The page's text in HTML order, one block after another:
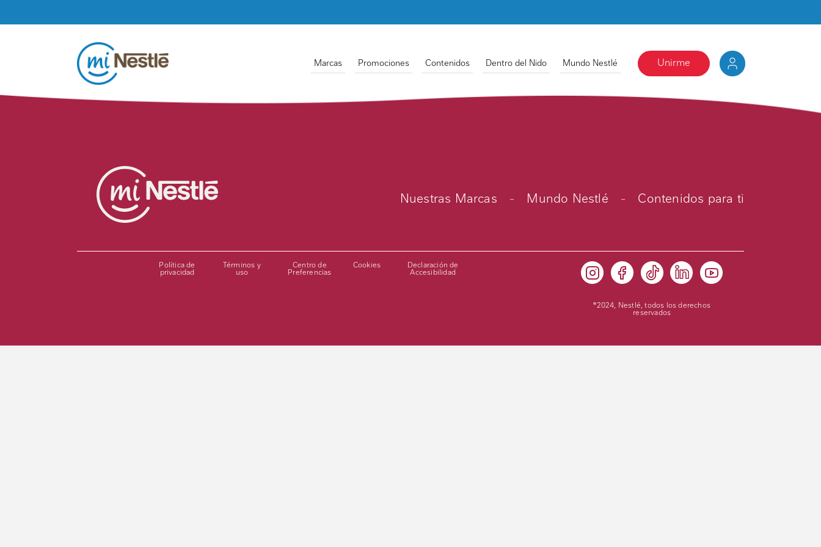
Marcas Promociones Contenidos Dentro del Nido Mundo Nestlé Unirme
Nuestras Marcas - Mundo Nestlé - Contenidos para ti
Política de
privacidad
Términos y
uso
Centro de
Preferencias
Cookies Declaración de
Accesibilidad
®2024, Nestlé, todos los derechos
reservados